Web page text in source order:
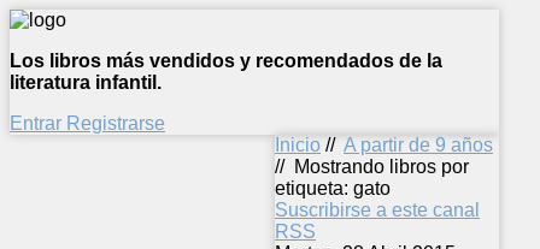
Los libros más vendidos y recomendados de la
literatura infantil.
Entrar Registrarse
Inicio // A partir de 9 años
// Mostrando libros por
etiqueta: gato
Suscribirse a este canal
RSS